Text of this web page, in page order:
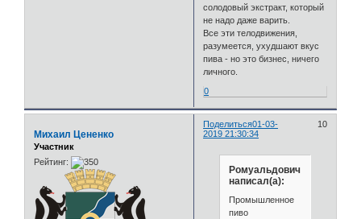
солодовый экстракт, который
не надо даже варить.
Все эти телодвижения,
разумеется, ухудшают вкус
пива - но это бизнес, ничего
личного.
0
Поделиться 10
01-03-
2019 21:30:34
Михаил Цененко
Участник
Рейтинг:
Ромуальдович
написал(а):
Промышленное
пиво